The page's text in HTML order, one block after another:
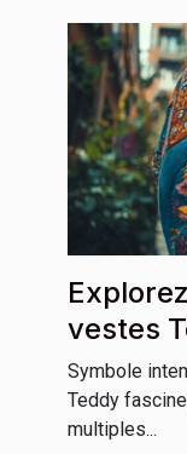
vestes
cultures
Symbole
Teddy
multiples...